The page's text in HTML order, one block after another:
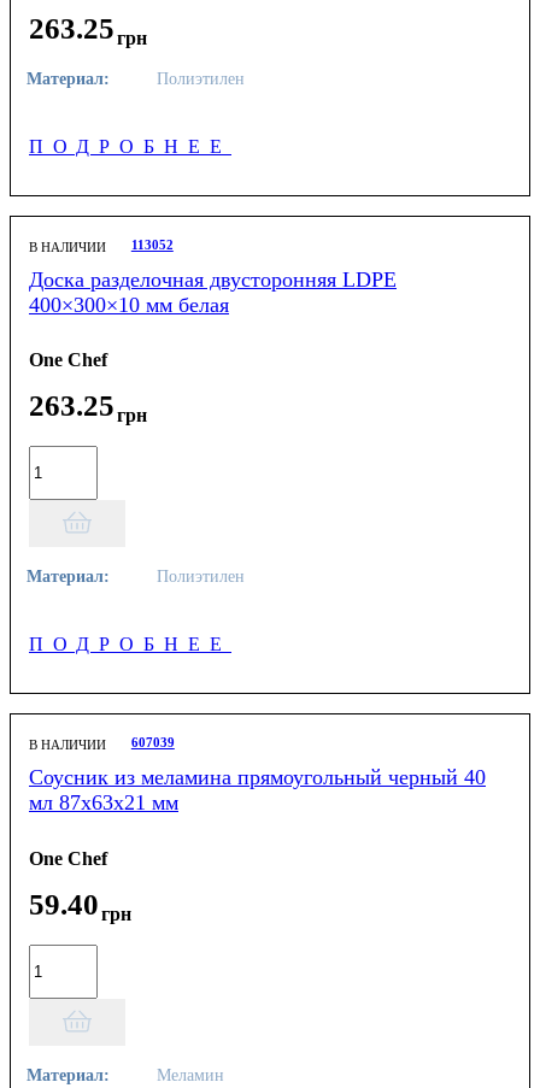
263.25грн
Материал: Полиэтилен
ПОДРОБНЕЕ
В НАЛИЧИИ 113052
Доска разделочная двусторонняя LDPE
400×300×10 мм белая
One Chef
263.25грн
Материал: Полиэтилен
ПОДРОБНЕЕ
В НАЛИЧИИ 607039
Соусник из меламина прямоугольный черный 40
мл 87х63х21 мм
One Chef
59.40грн
Материал:
Меламин